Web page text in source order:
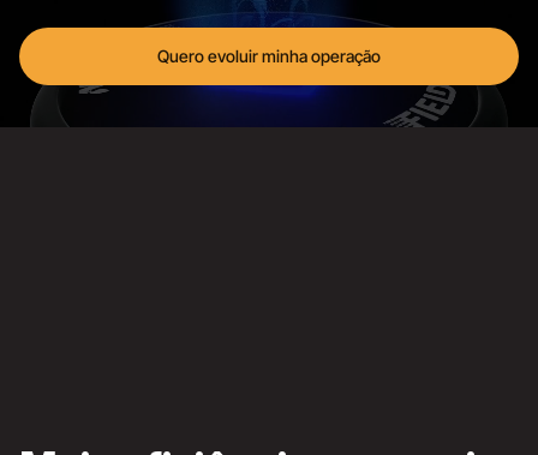
Quero evoluir minha operação